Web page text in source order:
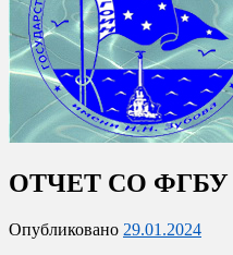
ФГБУ
Официальный
ОТЧЕТ СО ФГБУ
Опубликовано 29.01.2024